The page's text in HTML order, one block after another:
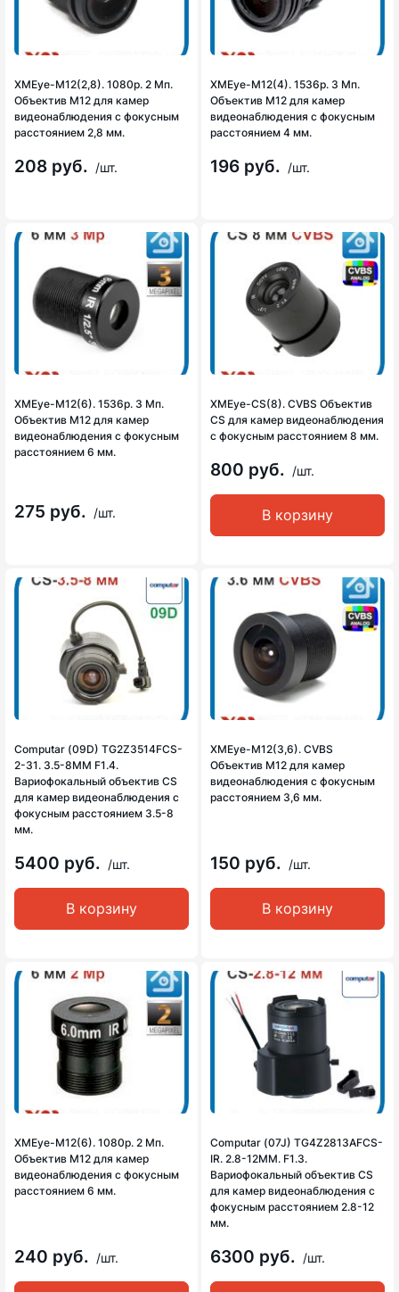
XMEye-M12(2,8). 1080p. 2 Мп.
Объектив М12 для камер
видеонаблюдения с фокусным
расстоянием 2,8 мм.
208 руб. /шт.
XMEye-M12(4). 1536p. 3 Мп.
Объектив М12 для камер
видеонаблюдения с фокусным
расстоянием 4 мм.
196 руб. /шт.
XMEye-M12(6). 1536p. 3 Мп.
Объектив М12 для камер
видеонаблюдения с фокусным
расстоянием 6 мм.
275 руб. /шт.
XMEye-CS(8). CVBS Объектив
CS для камер видеонаблюдения
с фокусным расстоянием 8 мм.
800 руб. /шт.
В корзину
Computar (09D) TG2Z3514FCS-
2-31. 3.5-8MM F1.4.
Вариофокальный объектив CS
для камер видеонаблюдения с
фокусным расстоянием 3.5-8
мм.
5400 руб. /шт.
В корзину
XMEye-M12(3,6). CVBS
Объектив М12 для камер
видеонаблюдения с фокусным
расстоянием 3,6 мм.
150 руб. /шт.
В корзину
XMEye-M12(6). 1080p. 2 Мп.
Объектив М12 для камер
видеонаблюдения с фокусным
расстоянием 6 мм.
240 руб. /шт.
Computar (07J) TG4Z2813AFCS-
IR. 2.8-12MM. F1.3.
Вариофокальный объектив CS
для камер видеонаблюдения с
фокусным расстоянием 2.8-12
мм.
6300 руб. /шт.